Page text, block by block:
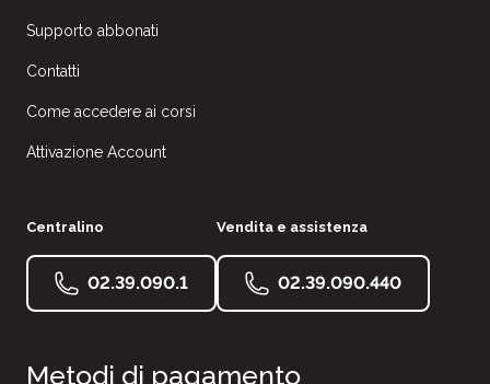
Supporto abbonati
Contatti
Come accedere ai corsi
Attivazione Account
Centralino
02.39.090.1
Vendita e assistenza
02.39.090.440
Metodi di pagamento